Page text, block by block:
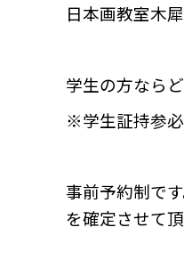
日本画教室木
学生の方なら
※学生証持参
事前予約制で
を確定させて